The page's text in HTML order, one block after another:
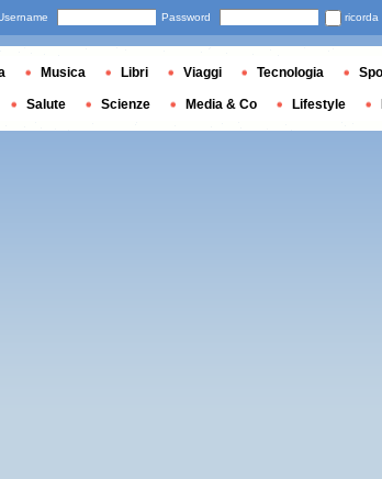
Password ricorda
Musica Libri Viaggi Tecnologia
Salute Scienze Media & Co Lifestyle